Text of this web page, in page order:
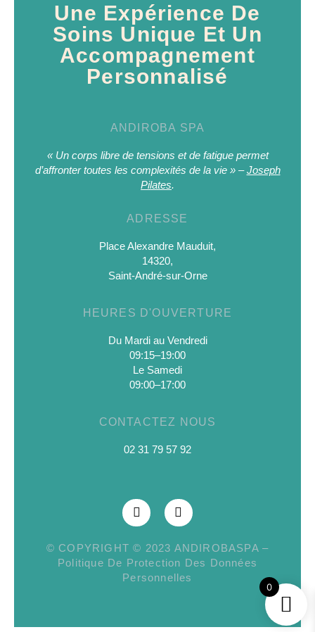
Une Expérience De
Soins Unique Et Un
Accompagnement
Personnalisé
ANDIROBA SPA
« Un corps libre de tensions et de fatigue permet
d’affronter toutes les complexités de la vie » –Joseph
Pilates.
ADRESSE
Place Alexandre Mauduit,
14320,
Saint-André-sur-Orne
HEURES D'OUVERTURE
Du Mardi au Vendredi
09:15–19:00
Le Samedi
09:00–17:00
CONTACTEZ NOUS
02 31 79 57 92
© COPYRIGHT © 2023 ANDIROBASPA–
Politique De Protection Des Données
Personnelles
0